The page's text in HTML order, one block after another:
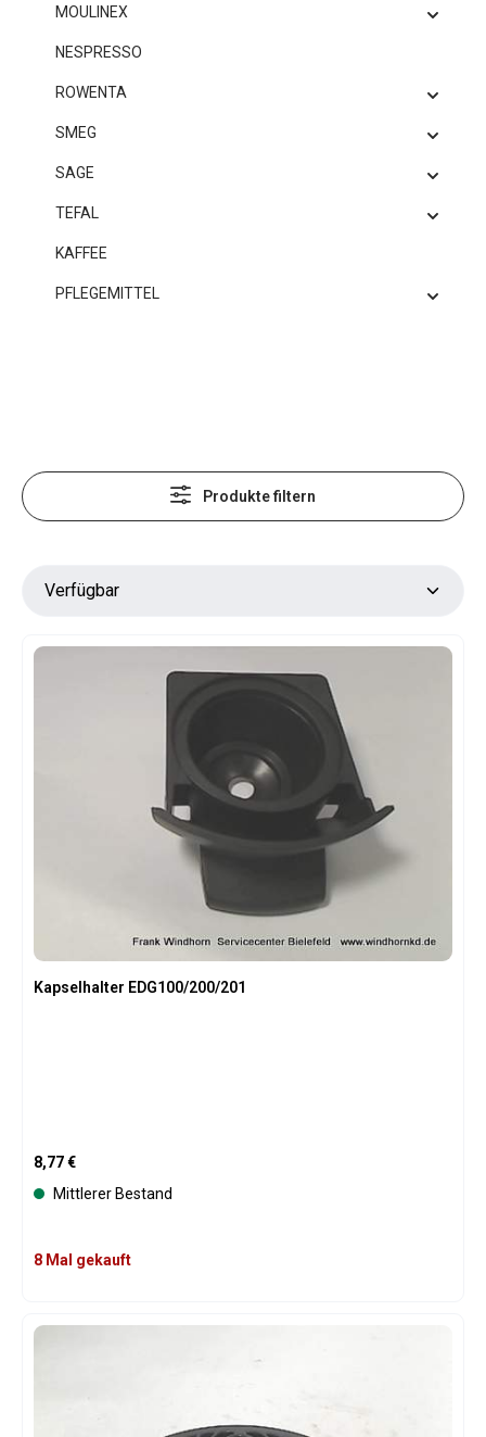
MOULINEX
NESPRESSO
ROWENTA
SMEG
SAGE
TEFAL
KAFFEE
PFLEGEMITTEL
Produkte filtern
Kapselhalter EDG100/200/201
Regulärer Preis:
8,77 €
Mittlerer Bestand
8 Mal gekauft